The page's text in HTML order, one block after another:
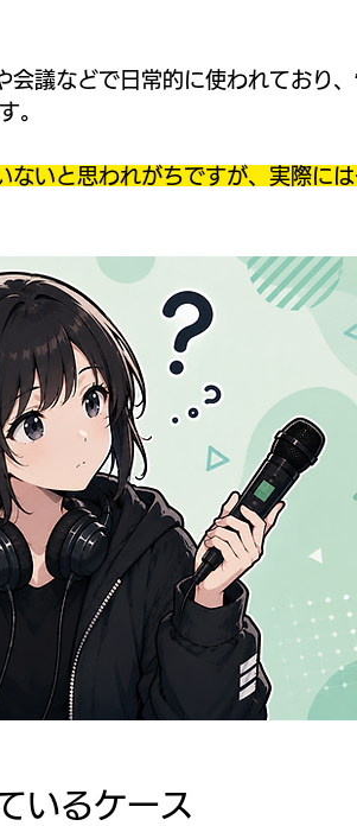
議などで日常的に使われており
。
ないと思われがちですが、実際に
いるケース